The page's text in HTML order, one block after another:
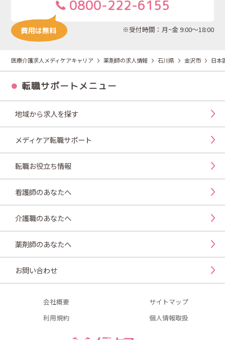
0800-222-6155
※受付時間：月~金 9:00～18:00
医療介護求人メディケアキャリア 薬剤師の求人情報 石川県 金沢市 日本
転職サポートメニュー
地域から求人を探す
メディケア転職サポート
転職お役立ち情報
看護師のあなたへ
介護職のあなたへ
薬剤師のあなたへ
お問い合わせ
会社概要
サイトマップ
利用規約
個人情報取扱